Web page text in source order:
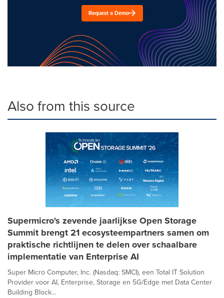
Request a Demo
Also from this source
Supermicro's zevende jaarlijkse Open Storage
Summit brengt 21 ecosysteempartners samen om
praktische richtlijnen te delen over schaalbare
implementatie van Enterprise AI
Super Micro Computer, Inc. (Nasdaq: SMCI), een Total IT Solution
Provider voor AI, Enterprise, Storage en 5G/Edge met Data Center
Building Block...